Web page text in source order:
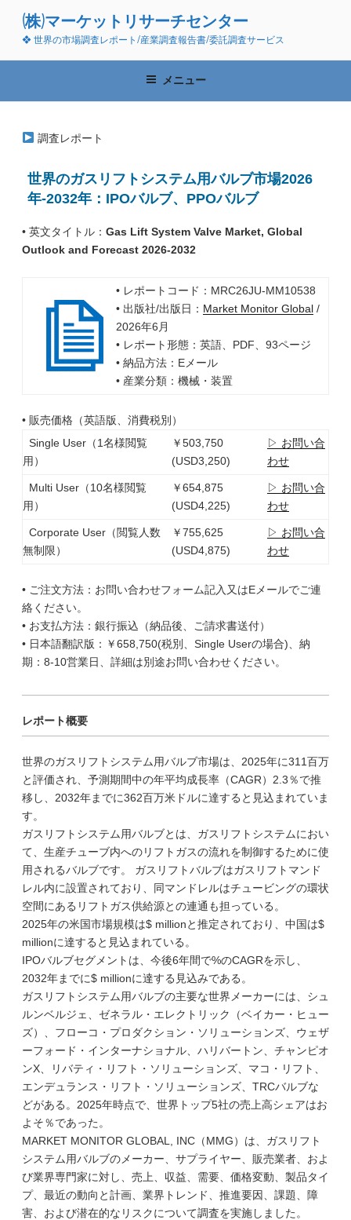
ン
(株)マーケットリサーチセンター
❖ 世界の市場調査レポート/産業調査報告書/委託調査サービス
メニュー
調査レポート
世界のガスリフトシステム用バルブ市場2026
年-2032年：IPOバルブ、PPOバルブ
• 英文タイトル： Gas Lift System Valve Market, Global
Outlook and Forecast 2026-2032
• レポートコード：MRC26JU-MM10538
• 出版社/出版日： Market Monitor Global/
2026年6月
• レポート形態：英語、PDF、93ページ
• 納品方法：Eメール
• 産業分類：機械・装置
• 販売価格（英語版、消費税別）
Single User（1名様閲覧
用）
￥503,750
(USD3,250)
▷ お問い合
わせ
Multi User（10名様閲覧
用）
￥654,875
(USD4,225)
▷ お問い合
わせ
Corporate User（閲覧人数
無制限）
￥755,625
(USD4,875)
▷ お問い合
わせ
• ご注文方法：お問い合わせフォーム記入又はEメールでご連
絡ください。
• お支払方法：銀行振込（納品後、ご請求書送付）
• 日本語翻訳版：￥658,750(税別、Single Userの場合)、納
期：8-10営業日、詳細は別途お問い合わせください。
レポート概要
世界のガスリフトシステム用バルブ市場は、2025年に311百万
と評価され、予測期間中の年平均成長率（CAGR）2.3％で推
移し、2032年までに362百万米ドルに達すると見込まれていま
す。
ガスリフトシステム用バルブとは、ガスリフトシステムにおい
て、生産チューブ内へのリフトガスの流れを制御するために使
用されるバルブです。 ガスリフトバルブはガスリフトマンド
レル内に設置されており、同マンドレルはチュービングの環状
空間にあるリフトガス供給源との連通も担っている。
2025年の米国市場規模は$ millionと推定されており、中国は$
millionに達すると見込まれている。
IPOバルブセグメントは、今後6年間で%のCAGRを示し、
2032年までに$ millionに達する見込みである。
ガスリフトシステム用バルブの主要な世界メーカーには、シュ
ルンベルジェ、ゼネラル・エレクトリック（ベイカー・ヒュー
ズ）、フローコ・プロダクション・ソリューションズ、ウェザ
ーフォード・インターナショナル、ハリバートン、チャンピオ
ンX、リバティ・リフト・ソリューションズ、マコ・リフト、
エンデュランス・リフト・ソリューションズ、TRCバルブな
どがある。2025年時点で、世界トップ5社の売上高シェアはお
よそ％であった。
MARKET MONITOR GLOBAL, INC（MMG）は、ガスリフト
システム用バルブのメーカー、サプライヤー、販売業者、およ
び業界専門家に対し、売上、収益、需要、価格変動、製品タイ
プ、最近の動向と計画、業界トレンド、推進要因、課題、障
害、および潜在的なリスクについて調査を実施しました。